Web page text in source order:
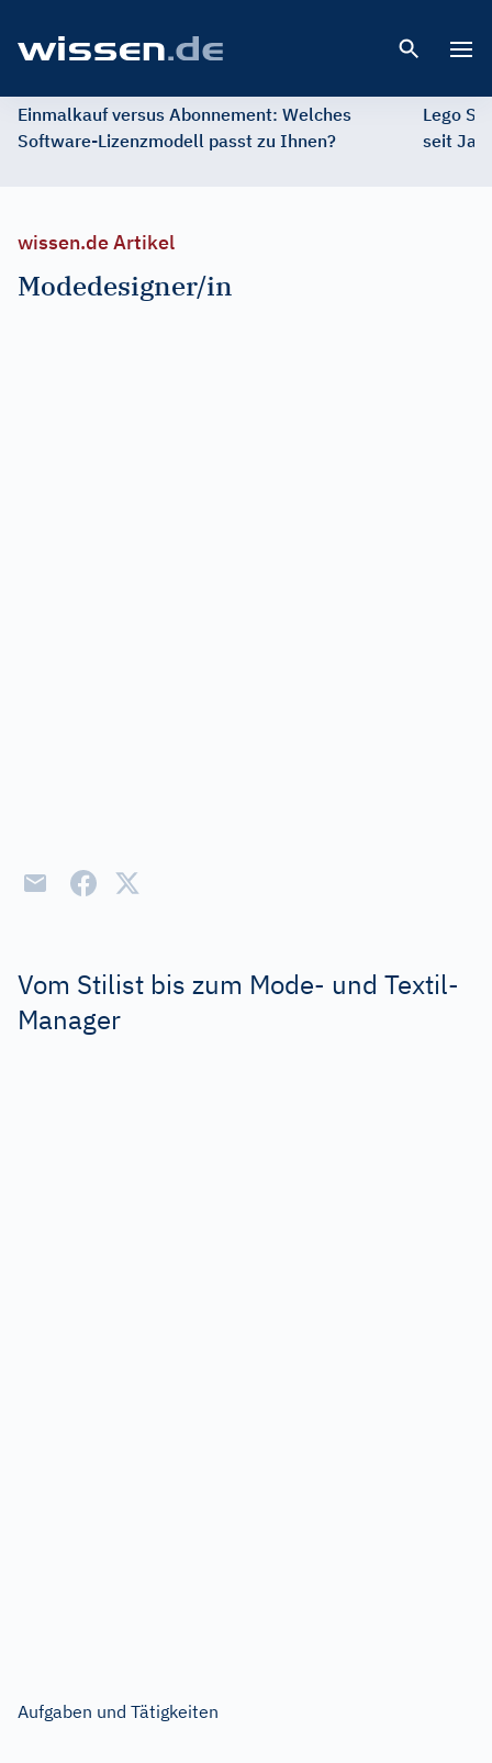
Einmalkauf versus Abonnement: Welches
Software-Lizenzmodell passt zu Ihnen?
Lego
seit
wissen.de Artikel
Modedesigner/in
Vom Stilist bis zum Mode- und Textil-
Manager
Aufgaben und Tätigkeiten